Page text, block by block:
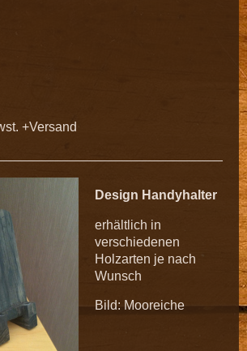
+Versand
Design Handyhalter
erhältlich in
verschiedenen
Holzarten je nach
Wunsch
Bild: Mooreiche